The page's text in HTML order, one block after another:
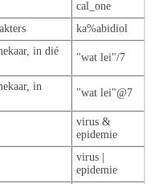
cal_one
ka%abidiol
in dié
"wat lei"/7
in
"wat lei"@7
virus &
epidemie
virus |
epidemie